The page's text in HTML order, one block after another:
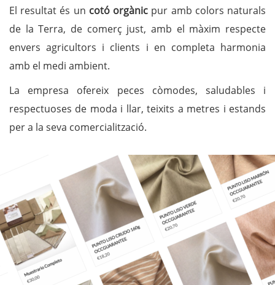
El resultat és un cotó orgànic pur amb colors naturals
de la Terra, de comerç just, amb el màxim respecte
envers agricultors i clients i en completa harmonia
amb el medi ambient.
La empresa ofereix peces còmodes, saludables i
respectuoses de moda i llar, teixits a metres i estands
per a la seva comercialització.